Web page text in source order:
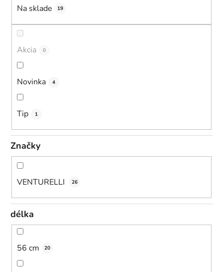
Na sklade 19
Akcia 0
Novinka 4
Tip 1
Značky
VENTURELLI 26
délka
56 cm 20